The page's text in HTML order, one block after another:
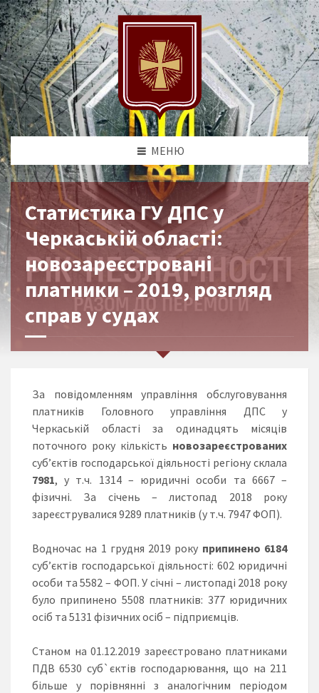
МЕНЮ
Статистика ГУ ДПС у
Черкаській області:
новозареєстровані
платники – 2019, розгляд
справ у судах
За повідомленням управління обслуговування
платників Головного управління ДПС у
Черкаській області за одинадцять місяців
поточного року кількість новозареєстрованих
суб’єктів господарської діяльності регіону склала
7981, у т.ч. 1314 – юридичні особи та 6667 –
фізичні. За січень – листопад 2018 року
зареєструвалися 9289 платників (у т.ч. 7947 ФОП).
Водночас на 1 грудня 2019 року припинено 6184
суб’єктів господарської діяльності: 602 юридичні
особи та 5582 – ФОП. У січні – листопаді 2018 року
було припинено 5508 платників: 377 юридичних
осіб та 5131 фізичних осіб – підприємців.
Станом на 01.12.2019 зареєстровано платниками
ПДВ 6530 суб`єктів господарювання, що на 211
більше у порівнянні з аналогічним періодом